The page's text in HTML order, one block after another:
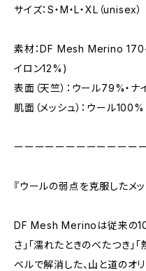
サイズ：S・M・L・XL（unisex）
素材：DF Mesh Merino
イロン12%)
表面（天竺）：ウール79%・ナ
肌面（メッシュ）：ウール100%
ーーーーーーーーーーーー
『ウールの弱点を克服したメ
DF Mesh Merinoは従来の
さ」「濡れたときのべたつき」
ベルで解消した、山と道のオ